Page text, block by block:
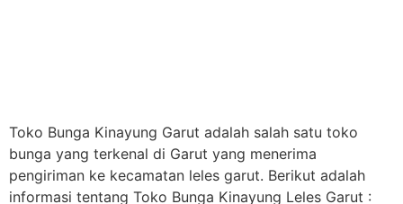
Toko Bunga Kinayung Garut adalah salah satu toko
bunga yang terkenal di Garut yang menerima
pengiriman ke kecamatan leles garut. Berikut adalah
informasi tentang Toko Bunga Kinayung Leles Garut :